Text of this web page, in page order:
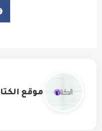
موقع